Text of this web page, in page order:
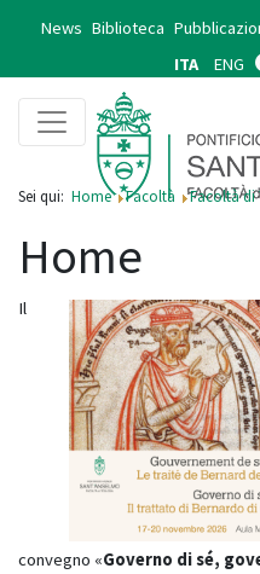
News Biblioteca
ITA
ENG
Sei qui: Home Facoltà Facoltà di
Home
Il
convegno «Governo di sé,